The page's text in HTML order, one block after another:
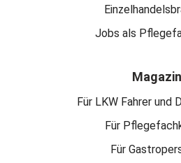
Jobs als
Magazin
Für LKW Fahrer und
Für
Für